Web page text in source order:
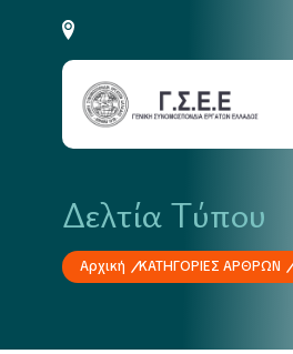
Δελτία Τύπου
Αρχική ΚΑΤΗΓΟΡΙΕΣ ΑΡΘΡΩΝ